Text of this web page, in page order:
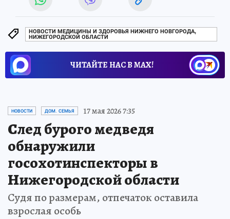
НОВОСТИ МЕДИЦИНЫ И ЗДОРОВЬЯ НИЖНЕГО НОВГОРОДА,
НИЖЕГОРОДСКОЙ ОБЛАСТИ
ЧИТАЙТЕ НАС В МАХ!
НОВОСТИ ДОМ. СЕМЬЯ 17 мая 2026 7:35
След бурого медведя
обнаружили
госохотинспекторы в
Нижегородской области
Судя по размерам, отпечаток оставила
взрослая особь